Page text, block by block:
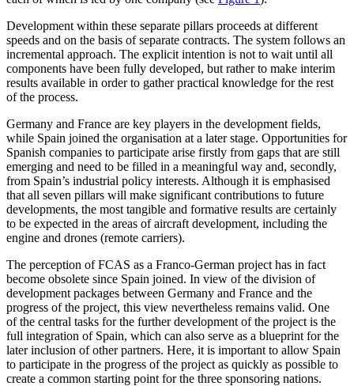
Development within these separate pil­lars proceeds at different
speeds and on the basis of separate contracts. The system fol­lows an
incremental approach. The explicit intention is not to wait until all
components have been fully developed, but rather to make interim
results available in order to gather practical knowledge for the rest
of the process.
Germany and France are key players in the development fields,
while Spain joined the organisation at a later stage. Opportuni­ties for
Spanish companies to participate arise firstly from gaps that are still
emerg­ing and need to be filled in a meaningful way and, secondly,
from Spain’s industrial policy interests. Although it is emphasised
that all seven pillars will make significant contributions to future
developments, the most tangible and formative results are cer­tainly
to be expected in the areas of aircraft development, including the
engine and drones (remote carriers).
The perception of FCAS as a Franco-Ger­man project has in fact
become obsolete since Spain joined. In view of the division of
development packages between Germany and France and the
progress of the project, this view nevertheless remains valid. One
of the central tasks for the further develop­ment of the project is the
full integration of Spain, which can also serve as a blue­print for the
later inclusion of other part­ners. Here, it is important to allow Spain
to par­ticipate in the progress of the project as quickly as possible to
create a common start­ing point for the three sponsoring nations.